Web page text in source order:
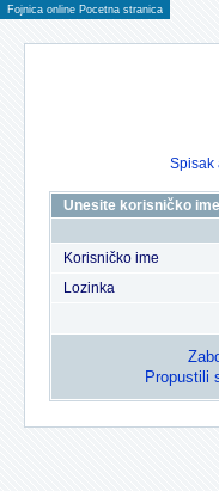
Fojnica online Pocetna stranica
Spisak
Unesite korisničko
Korisničko ime
Lozinka
Propustili